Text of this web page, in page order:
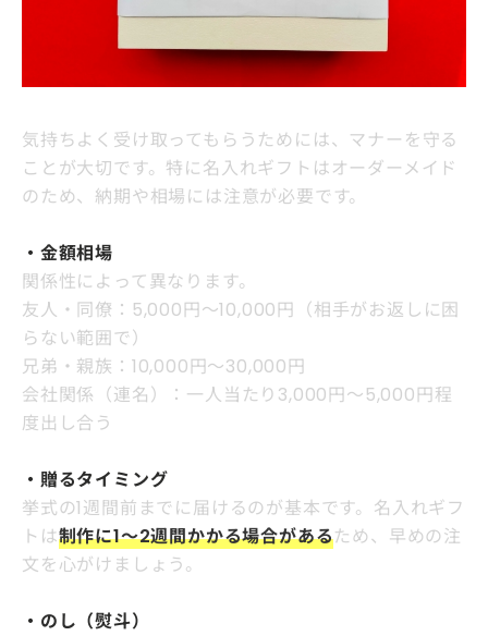
気持ちよく受け取ってもらうためには、マナーを守る
ことが大切です。特に名入れギフトはオーダーメイド
のため、納期や相場には注意が必要です。
・金額相場
関係性によって異なります。
友人・同僚：5,000円〜10,000円（相手がお返しに困
らない範囲で）
兄弟・親族：10,000円〜30,000円
会社関係（連名）：一人当たり3,000円〜5,000円程
度出し合う
・贈るタイミング
挙式の1週間前までに届けるのが基本です。名入れギフ
トは制作に1〜2週間かかる場合があるため、早めの注
文を心がけましょう。
・のし（熨斗）